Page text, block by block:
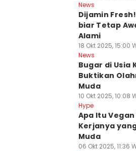
News
Dijamin
biar Tetap
Alami
18 Okt 2025, 15:00
News
Bugar di Usia
Buktikan
Muda
10 Okt 2025, 10:08
Hype
Apa Itu Vegan
Kerjanya
Muda
06 Okt 2025, 11:36